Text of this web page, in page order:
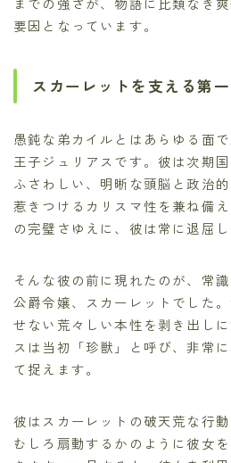
要因となっています。
スカーレットを支える第
愚鈍な弟カイルとはあらゆる面
王子ジュリアスです。彼は次期
ふさわしい、明晰な頭脳と政治
惹きつけるカリスマ性を兼ね備
の完璧さゆえに、彼は常に退屈し
そんな彼の前に現れたのが、常
公爵令嬢、スカーレットでした
せない荒々しい本性を剥き出し
スは当初「珍獣」と呼び、非常
て捉えます。
彼はスカーレットの破天荒な行動
むしろ扇動するかのように彼女